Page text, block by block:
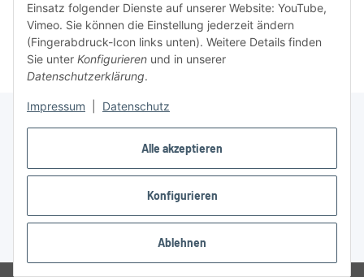
Alle akzeptieren
Konfigurieren
Ablehnen
Einsatz folgender Dienste auf unserer Website: YouTube,
Vimeo. Sie können die Einstellung jederzeit ändern
(Fingerabdruck-Icon links unten). Weitere Details finden
Sie unter Konfigurieren und in unserer
Datenschutzerklärung.
Impressum Datenschutz
Kategorien
Gesetzliche Informationen
* Alle Preise zzgl. gesetzlicher USt., zzgl.Versand